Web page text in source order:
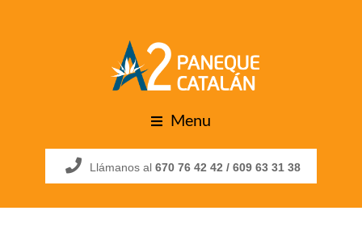
Menu
Llámanos al 670 76 42 42 / 609 63 31 38